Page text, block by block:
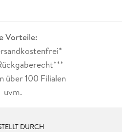
Vorteile:
über 100 Filialen
uvm.
DURCH